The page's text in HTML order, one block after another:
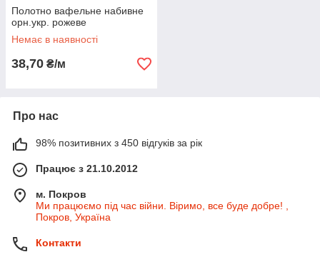
Полотно вафельне набивне
орн.укр. рожеве
Немає в наявності
38,70 ₴/м
Про нас
98% позитивних з 450 відгуків за рік
Працює з 21.10.2012
м. Покров
Ми працюємо під час війни. Віримо, все буде добре! ,
Покров, Україна
Контакти